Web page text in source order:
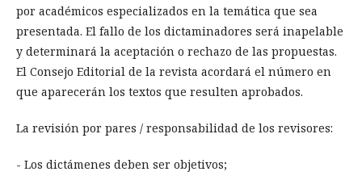
por académicos especializados en la temática que sea
presentada. El fallo de los dictaminadores será inapelable
y determinará la aceptación o rechazo de las propuestas.
El Consejo Editorial de la revista acordará el número en
que aparecerán los textos que resulten aprobados.
La revisión por pares / responsabilidad de los revisores:
- Los dictámenes deben ser objetivos;